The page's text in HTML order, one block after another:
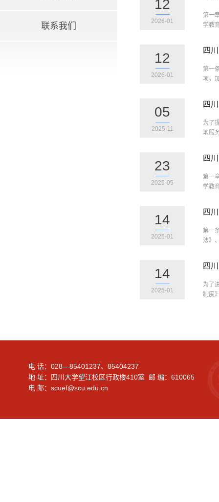
联系我们
12
2026-01
第一
学教
12
2026-01
四
第一
项，
05
2025-11
四
为了
地服
23
2025-05
四
第一
学教
14
2025-01
四
第一
法》
14
2025-01
四
为了
制度
电 话：028—85401237、85404237
地 址：四川大学望江校区行政楼410室 邮 编：610065
电 邮：scuef@scu.edu.cn